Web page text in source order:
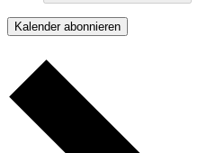
Kalender abonnieren